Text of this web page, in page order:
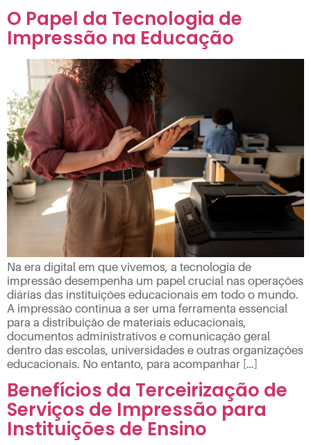
O Papel da Tecnologia de
Impressão na Educação
Na era digital em que vivemos, a tecnologia de
impressão desempenha um papel crucial nas operações
diárias das instituições educacionais em todo o mundo.
A impressão continua a ser uma ferramenta essencial
para a distribuição de materiais educacionais,
documentos administrativos e comunicação geral
dentro das escolas, universidades e outras organizações
educacionais. No entanto, para acompanhar […]
Benefícios da Terceirização de
Serviços de Impressão para
Instituições de Ensino